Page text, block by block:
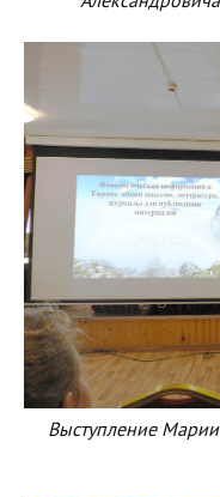
Выступление